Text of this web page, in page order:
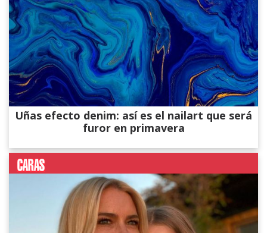
Uñas efecto denim: así es el nailart que será
furor en primavera